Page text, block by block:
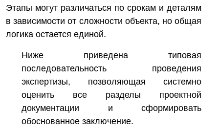
Этапы могут различаться по срокам и деталям
в зависимости от сложности объекта, но общая
логика остается единой.
Ниже приведена типовая
последовательность проведения
экспертизы, позволяющая системно
оценить все разделы проектной
документации и сформировать
обоснованное заключение.